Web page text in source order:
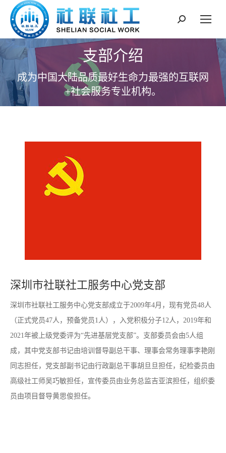
搜
索：
支部介绍
成为中国大陆品质最好生命力最强的互联网
+社会服务专业机构。
深圳市社联社工服务中心党支部
深圳市社联社工服务中心党支部成立于2009年4月，现有党员48人
（正式党员47人，预备党员1人），入党积极分子12人，2019年和
2021年被上级党委评为“先进基层党支部”。支部委员会由5人组
成，其中党支部书记由培训督导副总干事、理事会常务理事李艳刚
同志担任，党支部副书记由行政副总干事胡旦旦担任，纪检委员由
高级社工师吴巧敏担任，宣传委员由业务总监吉亚滨担任，组织委
员由项目督导黄思俊担任。